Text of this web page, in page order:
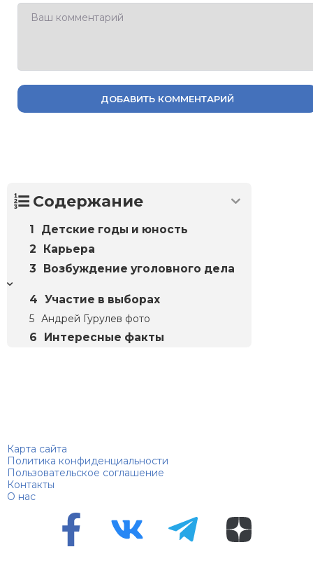
ДОБАВИТЬ КОММЕНТАРИЙ
Содержание
Детские годы и юность
Карьера
Возбуждение уголовного дела
Участие в выборах
Андрей Гурулев фото
Интересные факты
Карта сайта
Политика конфиденциальности
Пользовательское соглашение
Контакты
О нас